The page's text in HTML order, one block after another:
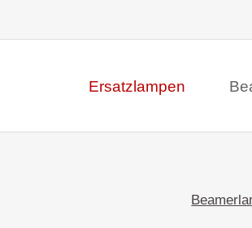
Ersatzlampen